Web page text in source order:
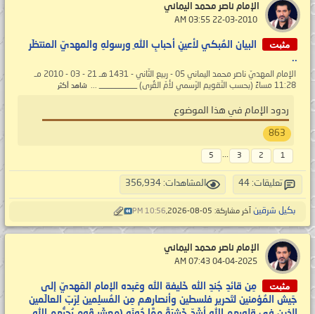
الإمام ناصر محمد اليماني
مثبت
البيان المُبكي لأعينِ أحبابِ اللهِ ورسولهِ والمهديّ المنتظَر
..
الإمام المهديّ ناصر محمد اليماني 05 - ربيع الثّاني - 1431 هـ 21 - 03 - 2010 مـ
11:28 مساءً (بحسب التّقويم الرّسمي لأمّ القُرى) _________ ...
شاهد أكثر
ردود الإمام في هذا الموضوع
863
1
2
3
...
5
تعليقات: 44 المشاهدات: 356,934
بكيل شرقين آخر مشاركة: 05-08-2026, 10:56 PM
الإمام ناصر محمد اليماني
مثبت
مِن قائدِ جُندِ الله خَليفة الله وعَبده الإمام المَهديّ إلى
جَيش المُؤمنين لتَحرير فلسطين وأنصارهم مِن المُسلِمين لِرَبّ العالَمين